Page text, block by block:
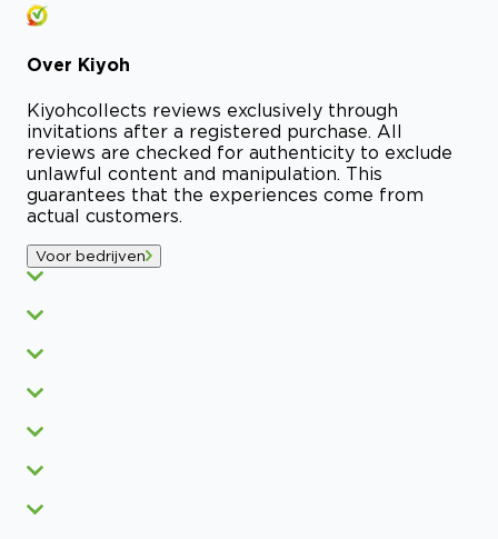
Over Kiyoh
Kiyohcollects reviews exclusively through
invitations after a registered purchase. All
reviews are checked for authenticity to exclude
unlawful content and manipulation. This
guarantees that the experiences come from
actual customers.
Voor bedrijven